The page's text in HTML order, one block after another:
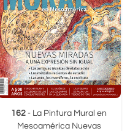
162 - La Pintura Mural en
Mesoamérica Nuevas